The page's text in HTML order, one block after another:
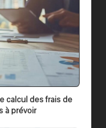
calcul des frais de
à prévoir